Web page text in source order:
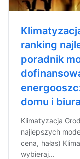
ranking
poradnik
domu i
Klimatyzacja
najlepszych
cena, hałas)
wybieraj...